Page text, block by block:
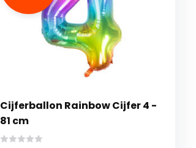
Cijferballon Rainbow Cijfer 4 -
81 cm